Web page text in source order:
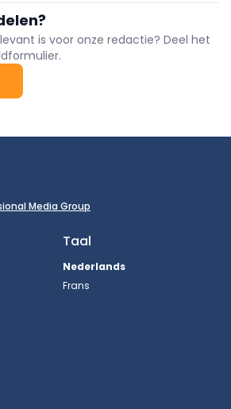
is voor onze redactie? Deel het
Media Group
Taal
Nederlands
Frans